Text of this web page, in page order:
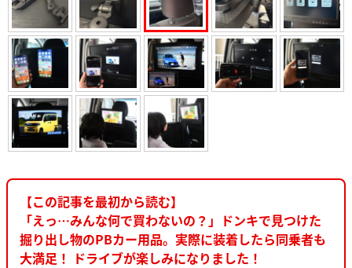
【この記事を最初から読む】
「えっ…みんな何で買わないの？」ドンキで見つけた
掘り出し物のPBカー用品。実際に装着したら同乗者も
大満足！ ドライブが楽しみになりました！